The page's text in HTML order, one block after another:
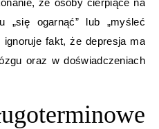
że osoby cierpiące na
„się ogarnąć” lub „myśleć
ignoruje fakt, że depresja ma
oraz w doświadczeniach